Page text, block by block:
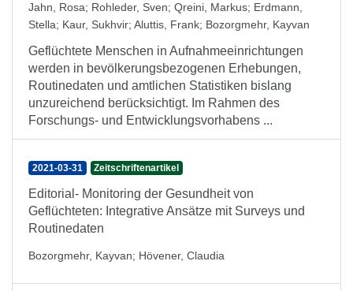
Jahn, Rosa; Rohleder, Sven; Qreini, Markus; Erdmann,
Stella; Kaur, Sukhvir; Aluttis, Frank; Bozorgmehr, Kayvan
Geflüchtete Menschen in Aufnahmeeinrichtungen
werden in bevölkerungsbezogenen Erhebungen,
Routinedaten und amtlichen Statistiken bislang
unzureichend berücksichtigt. Im Rahmen des
Forschungs- und Entwicklungsvorhabens ...
2021-03-31 Zeitschriftenartikel
Editorial- Monitoring der Gesundheit von
Geflüchteten: Integrative Ansätze mit Surveys und
Routinedaten
Bozorgmehr, Kayvan; Hövener, Claudia